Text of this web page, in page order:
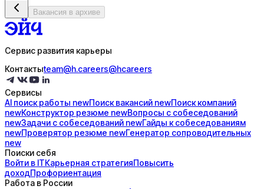
Вакансия в архиве
Сервис развития карьеры
Контактыteam@h.careers@hcareers
Сервисы
AI поискработы newПоисквакансий newПоисккомпаний
newКонструктор резюме newВопросы с собеседований
newЗадачи с собеседований newГайды ксобеседованиям
newПроверятор резюме newГенератор сопроводительных
new
Поиски себя
Войти в ITКарьерная стратегияПовысить
доходПрофориентация
Работа в России